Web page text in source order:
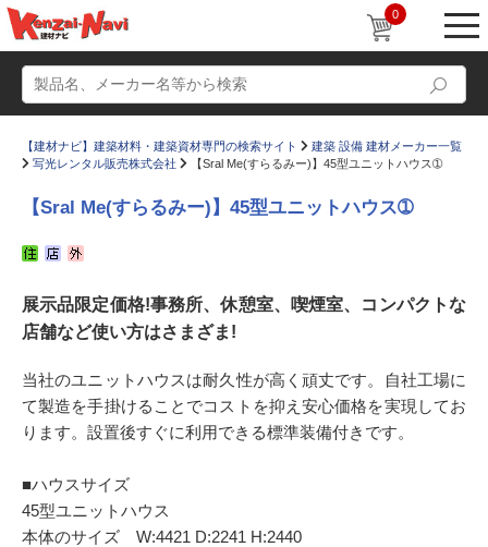
0
かたなび コラム
Q＆A 販売・施工代理店募集
お気に入り
【建材ナビ】建築材料・建築資材専門の検索サイト
建築 設備 建材メーカー一覧
写光レンタル販売株式会社
【Sral Me(すらるみー)】45型ユニットハウス➀
【Sral Me(すらるみー)】45型ユニットハウス➀
展示品限定価格!事務所、休憩室、喫煙室、コンパクトな
店舗など使い方はさまざま!
当社のユニットハウスは耐久性が⾼く頑丈です。⾃社⼯場に
て製造を⼿掛けることでコストを抑え安⼼価格を実現してお
ります。設置後すぐに利⽤できる標準装備付きです。
■ハウスサイズ
45型ユニットハウス
本体のサイズ W:4421 D:2241 H:2440